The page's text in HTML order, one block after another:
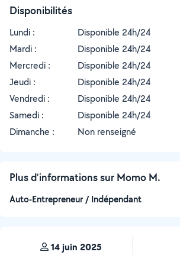
Disponibilités
Lundi :
Disponible 24h/24
Mardi :
Disponible 24h/24
Mercredi :
Disponible 24h/24
Jeudi :
Disponible 24h/24
Vendredi :
Disponible 24h/24
Samedi :
Disponible 24h/24
Dimanche :
Non renseigné
Plus d’informations sur Momo M.
Auto-Entrepreneur / Indépendant
14 juin 2025